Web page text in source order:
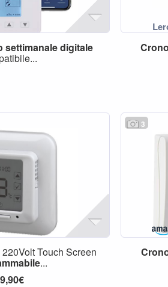
settimanaledigitale
220Volt Touch Screen
...
3